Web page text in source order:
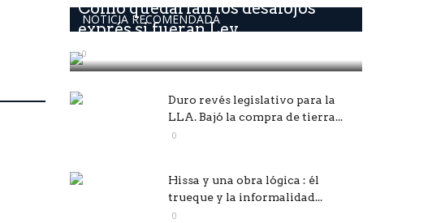
NOTICIA RECOMENDADA
Como quedarían los desalojos
exprés si fueran Ley
0
Duro revés legislativo para la
LLA. Bajó la compra de tierra...
0
Hissa y una obra lógica : él
trueque y la informalidad...
0